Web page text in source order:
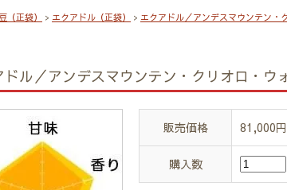
（正袋） > エクアドル（正袋） > エクアドル／アンデスマウンテン・
ドル／アンデスマウンテン・クリオロ・ウ
販売価格 81,000
購入数